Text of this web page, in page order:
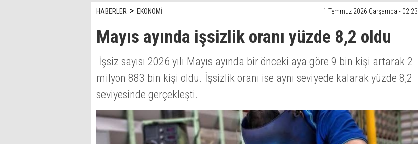
HABERLER > EKONOMİ 1 Temmuz 2026 Çarşamba - 02:23
Mayıs ayında işsizlik oranı yüzde 8,2 oldu
İşsiz sayısı 2026 yılı Mayıs ayında bir önceki aya göre 9 bin kişi artarak 2
milyon 883 bin kişi oldu. İşsizlik oranı ise aynı seviyede kalarak yüzde 8,2
seviyesinde gerçekleşti.